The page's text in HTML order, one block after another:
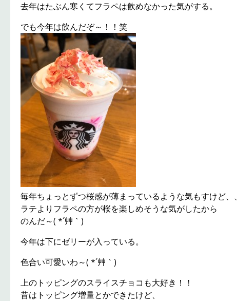
去年はたぶん寒くてフラペは飲めなかった気がする。
でも今年は飲んだぞ～！！笑
毎年ちょっとずつ桜感が薄まっているような気もすけど、、
ラテよりフラペの方が桜を楽しめそうな気がしたから
のんだ～( *´艸｀)
今年は下にゼリーが入っている。
色合い可愛いわ～( *´艸｀)
上のトッピングのスライスチョコも大好き！！
昔はトッピング増量とかできたけど、